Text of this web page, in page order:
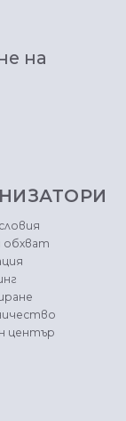
на
обхват
център